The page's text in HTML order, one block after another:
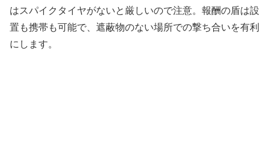
はスパイクタイヤがないと厳しいので注意。報酬の盾は設
置も携帯も可能で、遮蔽物のない場所での撃ち合いを有利
にします。